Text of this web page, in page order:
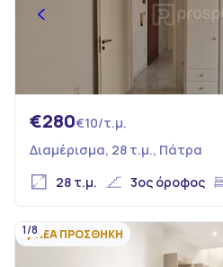
€280€10/τ.μ.
Διαμέρισμα, 28 τ.μ., Πάτρα
28 τ.μ.
3ος όροφος
ΝΕΑ ΠΡΟΣΘΗΚΗ
1/8